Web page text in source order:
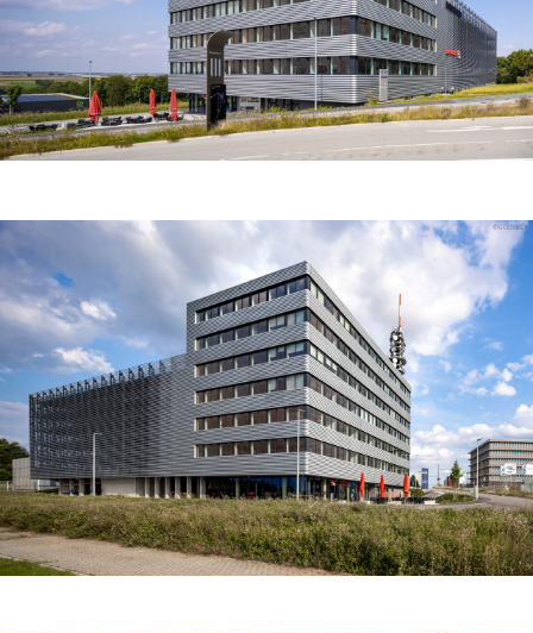
parkebenen erschlossen, die mittels eines split-level
systems eine maximale anzahl an stellplätzen in der
kubatur unterbringt.
auf der süd-west seite des gebäudes entsteht durch
den höhensprung zum berliner ring ein geschützter ort
mit aufentaltsqualität. hier knüpft der außenbereich an
den, für 2030, geplanten nahverkehr an. im vorderen
werden können. ein treppenhaus verbindet die
büroflächen auf kürzestem wege mit den einzelnen
parkebenen.
mit einer vorgehängten fassadenkonstruktion wird der
wandaufbau vereinfacht und die zwei gebäudeteile
optisch vereint. dabei ermöglicht die gewählte alu-
lamelle, dass sich die fassade flexibel an die
anforderungen der dahinterliegenden gebäudeteile
anpasst. im bereich des büroturms zeichnen sich die
fensterbänder und damit die geschosse ab. im bereich
der parkebenen entsteht durch die 45° drehung der
lamellen eine optimale natürliche querlüftung.